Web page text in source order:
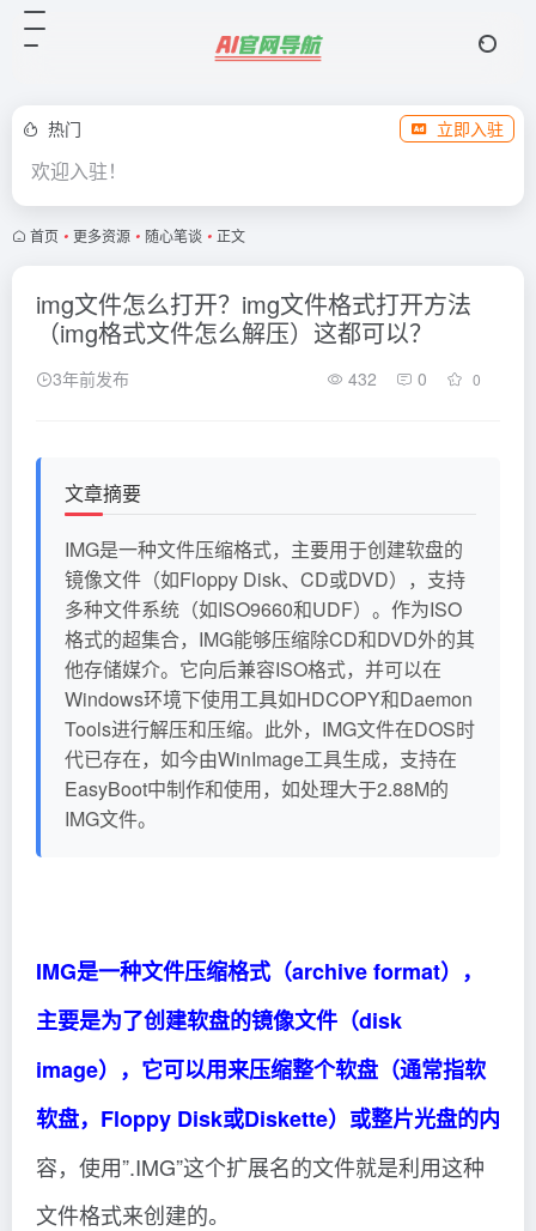
热门 立即入驻
欢迎入驻！
首页 • 更多资源 • 随心笔谈 • 正文
img文件怎么打开？img文件格式打开方法
（img格式文件怎么解压）这都可以？
3年前发布 432 0 0
文章摘要
IMG是一种文件压缩格式，主要用于创建软盘的
镜像文件（如Floppy Disk、CD或DVD），支持
多种文件系统（如ISO9660和UDF）。作为ISO
格式的超集合，IMG能够压缩除CD和DVD外的其
他存储媒介。它向后兼容ISO格式，并可以在
Windows环境下使用工具如HDCOPY和Daemon
Tools进行解压和压缩。此外，IMG文件在DOS时
代已存在，如今由WinImage工具生成，支持在
EasyBoot中制作和使用，如处理大于2.88M的
IMG文件。
IMG是一种文件压缩格式（archive format），
主要是为了创建软盘的镜像文件（disk
image），它可以用来压缩整个软盘（通常指软
软盘，Floppy Disk或Diskette）或整片光盘的内
容，使用”.IMG”这个扩展名的文件就是利用这种
文件格式来创建的。